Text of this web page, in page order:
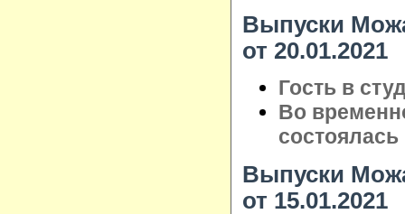
Выпуски
от 20.01.2021
Гость в
Во
состоялась
Выпуски
от 15.01.2021